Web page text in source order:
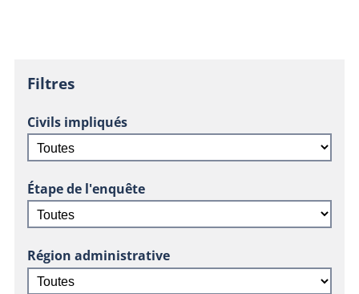
Filtres
Civils impliqués
Étape de l'enquête
Région administrative